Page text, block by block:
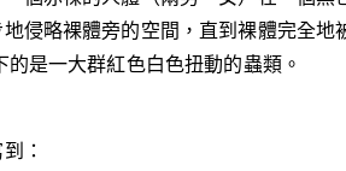
侵略裸體旁的空間，直到裸體完全
是一大群紅色白色扭動的蟲類。
：